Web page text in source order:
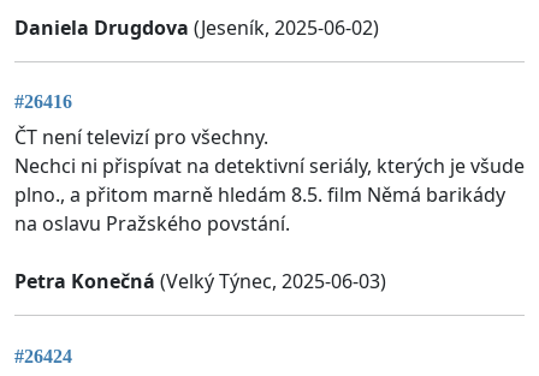
Daniela Drugdova (Jeseník, 2025-06-02)
#26416
ČT není televizí pro všechny.
Nechci ni přispívat na detektivní seriály, kterých je všude
plno., a přitom marně hledám 8.5. film Němá barikády
na oslavu Pražského povstání.
Petra Konečná (Velký Týnec, 2025-06-03)
#26424